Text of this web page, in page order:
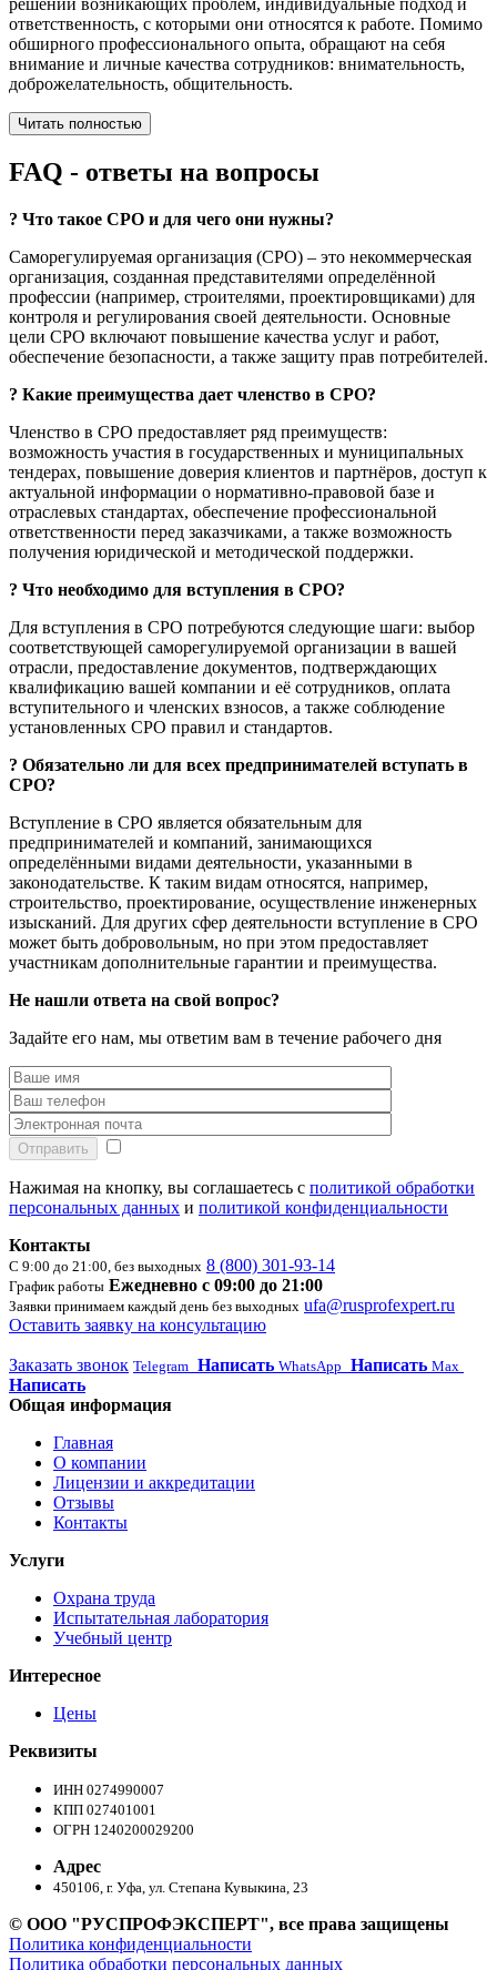
решении возникающих проблем, индивидуальные подход и
ответственность, с которыми они относятся к работе. Помимо
обширного профессионального опыта, обращают на себя
внимание и личные качества сотрудников: внимательность,
доброжелательность, общительность.
Читать полностью
FAQ - ответы на вопросы
? Что такое СРО и для чего они нужны?
Саморегулируемая организация (СРО) – это некоммерческая
организация, созданная представителями определённой
профессии (например, строителями, проектировщиками) для
контроля и регулирования своей деятельности. Основные
цели СРО включают повышение качества услуг и работ,
обеспечение безопасности, а также защиту прав потребителей.
? Какие преимущества дает членство в СРО?
Членство в СРО предоставляет ряд преимуществ:
возможность участия в государственных и муниципальных
тендерах, повышение доверия клиентов и партнёров, доступ к
актуальной информации о нормативно-правовой базе и
отраслевых стандартах, обеспечение профессиональной
ответственности перед заказчиками, а также возможность
получения юридической и методической поддержки.
? Что необходимо для вступления в СРО?
Для вступления в СРО потребуются следующие шаги: выбор
соответствующей саморегулируемой организации в вашей
отрасли, предоставление документов, подтверждающих
квалификацию вашей компании и её сотрудников, оплата
вступительного и членских взносов, а также соблюдение
установленных СРО правил и стандартов.
? Обязательно ли для всех предпринимателей вступать в
СРО?
Вступление в СРО является обязательным для
предпринимателей и компаний, занимающихся
определёнными видами деятельности, указанными в
законодательстве. К таким видам относятся, например,
строительство, проектирование, осуществление инженерных
изысканий. Для других сфер деятельности вступление в СРО
может быть добровольным, но при этом предоставляет
участникам дополнительные гарантии и преимущества.
Не нашли ответа на свой вопрос?
Задайте его нам, мы ответим вам в течение рабочего дня
Отправить
Нажимая на кнопку, вы соглашаетесь с политикой обработки
персональных данных и политикой конфиденциальности
Контакты
С 9:00 до 21:00, без выходных 8 (800) 301-93-14
График работы Ежедневно с 09:00 до 21:00
Заявки принимаем каждый день без выходных ufa@rusprofexpert.ru
Оставить заявку на консультацию
Заказать звонок Telegram Написать WhatsApp Написать Max
Написать
Общая информация
Главная
О компании
Лицензии и аккредитации
Отзывы
Контакты
Услуги
Охрана труда
Испытательная лаборатория
Учебный центр
Интересное
Цены
Реквизиты
ИНН 0274990007
КПП 027401001
ОГРН 1240200029200
Адрес
450106, г. Уфа, ул. Степана Кувыкина, 23
© ООО "РУСПРОФЭКСПЕРТ", все права защищены
Политика конфиденциальности
Политика обработки персональных данных